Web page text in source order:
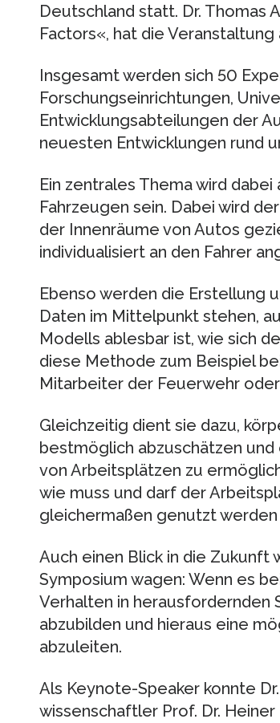
Deutschland statt. Dr. Thomas
Factors«, hat die
Insgesamt werden sich 50
Forschungseinrichtungen,
Entwicklungsabteilungen der
neuesten Entwicklungen rund
Ein zentrales Thema wird
Fahrzeugen sein. Dabei wird
der Innenräume von Autos
individualisiert an den Fahrer
Ebenso werden die Erstellung
Daten im Mittelpunkt stehen,
Modells ablesbar ist, wie sich
diese Methode zum Beispiel
Mitarbeiter der Feuerwehr
Gleichzeitig dient sie dazu,
bestmöglich abzuschätzen
von Arbeitsplätzen zu
wie muss und darf der
gleichermaßen genutzt werden
Auch einen Blick in die Zukunft
Symposium wagen: Wenn es
Verhalten in herausfordernden
abzubilden und hieraus eine
abzuleiten.
Als Keynote-Speaker konnte
wissenschaftler Prof. Dr.